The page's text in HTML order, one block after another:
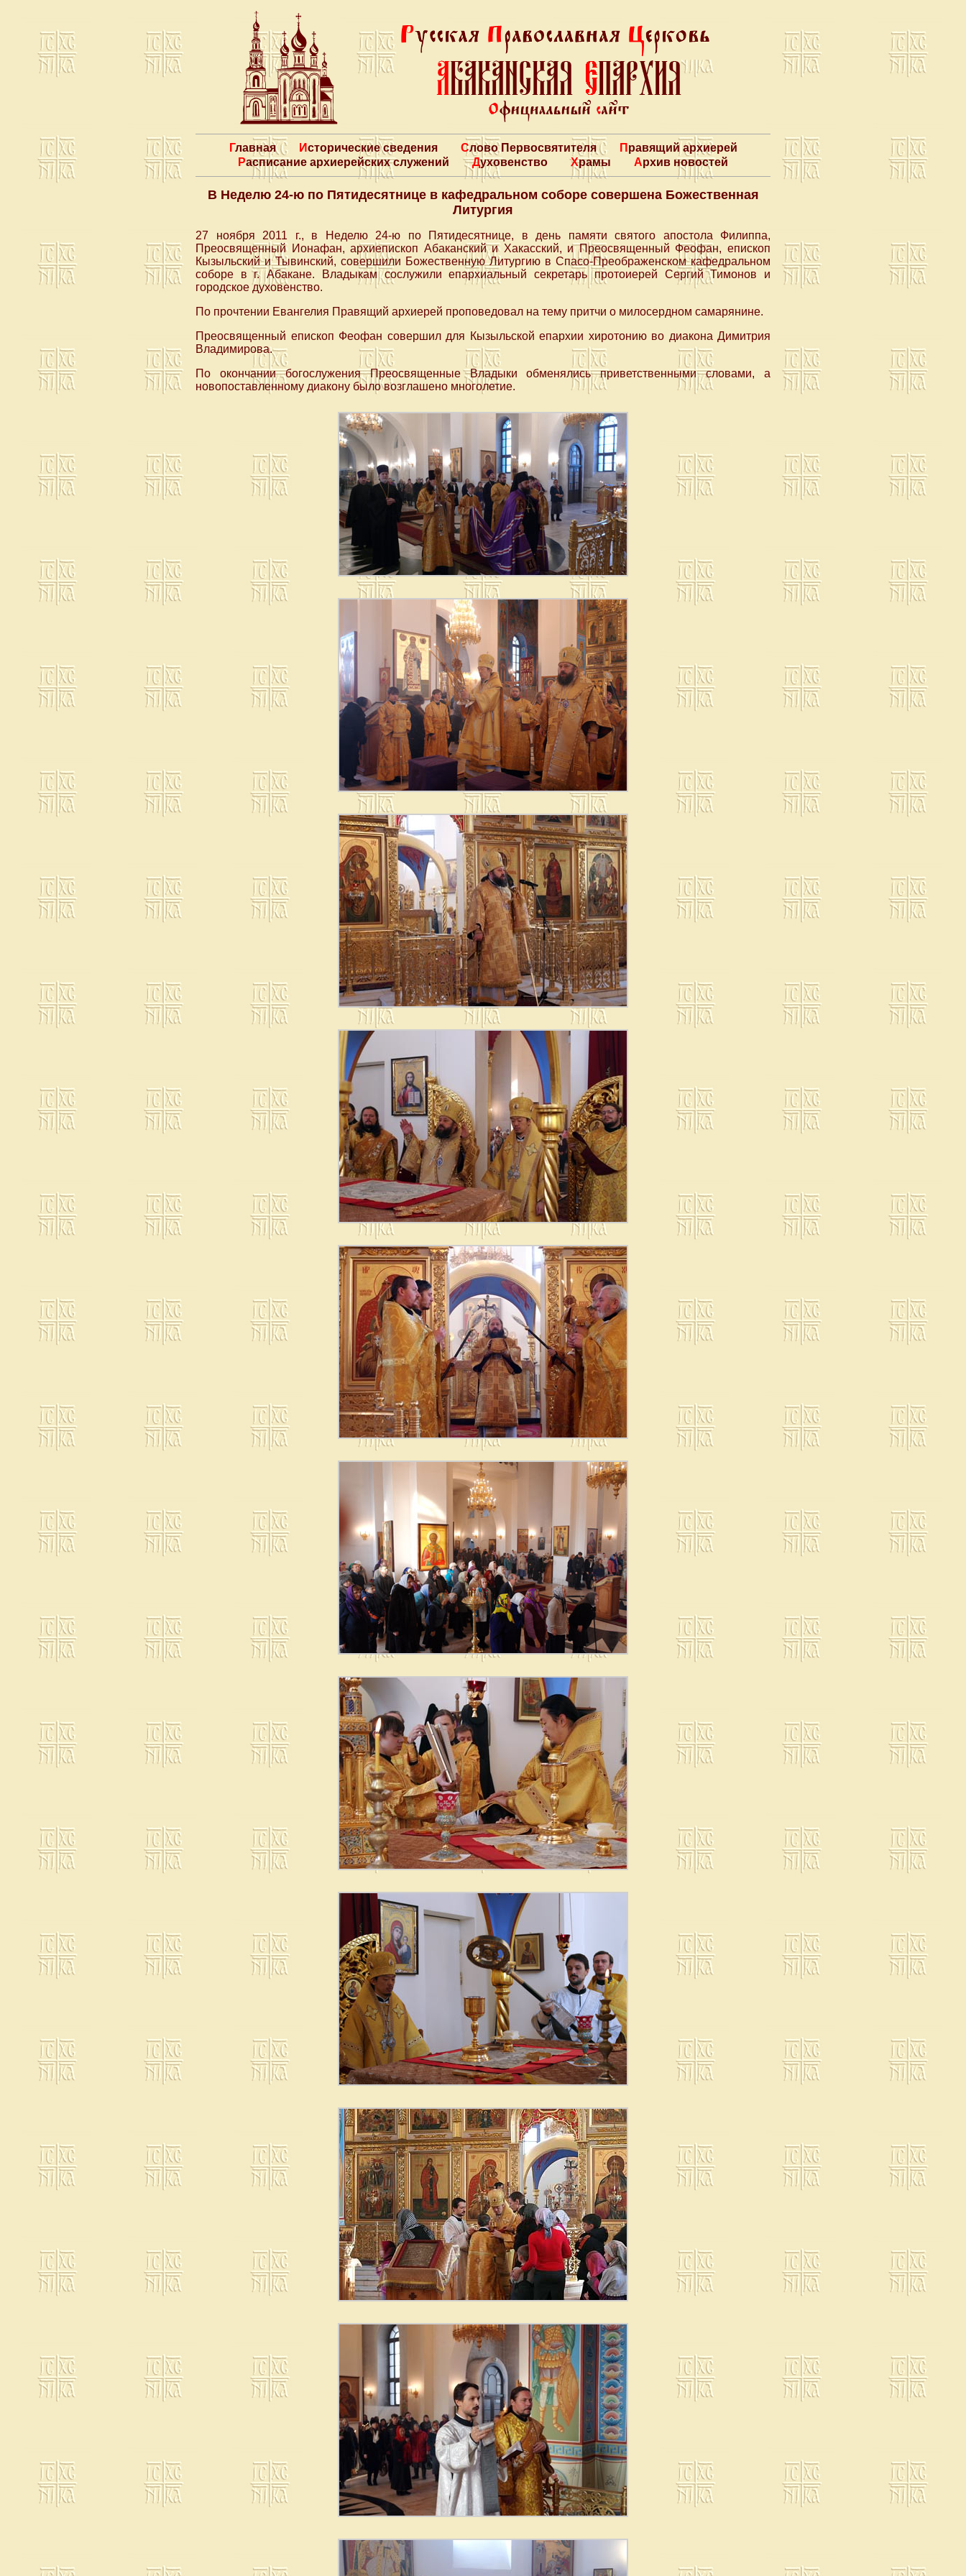
Главная Исторические сведения Слово Первосвятителя
Правящий архиерей
Расписание архиерейских служений
Духовенство Храмы Архив новостей
В Неделю 24-ю по Пятидесятнице в кафедральном соборе совершена Божественная
Литургия
27 ноября 2011 г., в Неделю 24-ю по Пятидесятнице, в день памяти святого апостола Филиппа,
Преосвященный Ионафан, архиепископ Абаканский и Хакасский, и Преосвященный Феофан, епископ
Кызыльский и Тывинский, совершили Божественную Литургию в Спасо-Преображенском кафедральном
соборе в г. Абакане. Владыкам сослужили епархиальный секретарь протоиерей Сергий Тимонов и
городское духовенство.
По прочтении Евангелия Правящий архиерей проповедовал на тему притчи о милосердном самарянине.
Преосвященный епископ Феофан совершил для Кызыльской епархии хиротонию во диакона Димитрия
Владимирова.
По окончании богослужения Преосвященные Владыки обменялись приветственными словами, а
новопоставленному диакону было возглашено многолетие.